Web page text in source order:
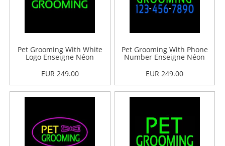
Pet Grooming With White
Logo Enseigne Néon
EUR 249.00
Pet Grooming With Phone
Number Enseigne Néon
EUR 249.00